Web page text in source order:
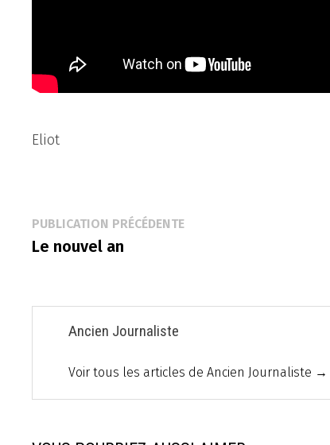
Eliot
Navigation
de
PUBLICATION PRÉCÉDENTEPublication
Le nouvel an
Ancien Journaliste
Voir tous les articles de Ancien Journaliste →